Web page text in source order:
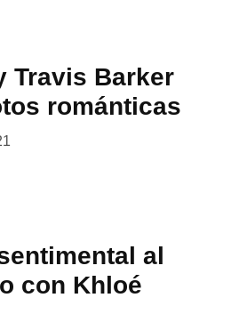
Travis Barker
románticas
al
con Khloé